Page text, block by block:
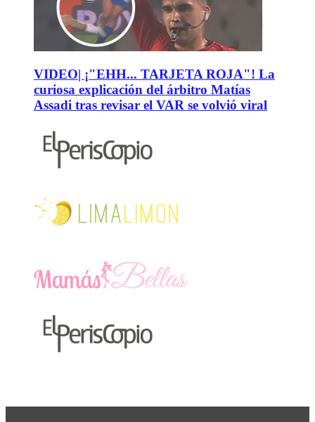
VIDEO| ¡"EHH... TARJETA ROJA"! La
curiosa explicación del árbitro Matías
Assadi tras revisar el VAR se volvió viral